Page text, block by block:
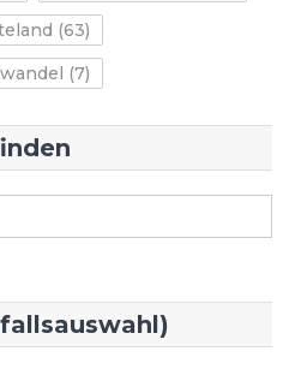
(63)
(7)